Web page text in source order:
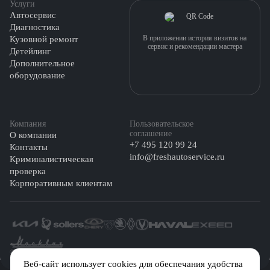
Веб-сайт использует cookies для обеспечания удобства
Услуги
Автосервис
Диагностика
Кузовной ремонт
Детейлинг
Дополнительное
оборудование
Компания
О компании
Контакты
Криминалистическая
проверка
Корпоративным клиентам
Пользовательское
соглашение
+7 495 120 99 24
info@freshautoservice.ru
В приложении история визитов на
сервис и рекомендации мастера
©️ 2026 Fresh Auto